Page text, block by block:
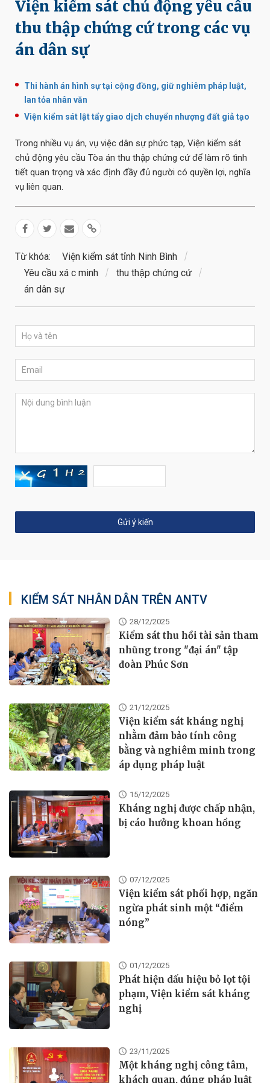
Viện kiểm sát chủ động yêu cầu
thu thập chứng cứ trong các vụ
án dân sự
Thi hành án hình sự tại cộng đồng, giữ nghiêm pháp luật,
lan tỏa nhân văn
Viện kiểm sát lật tẩy giao dịch chuyển nhượng đất giả tạo
Trong nhiều vụ án, vụ việc dân sự phức tạp, Viện kiểm sát
chủ động yêu cầu Tòa án thu thập chứng cứ để làm rõ tình
tiết quan trọng và xác định đầy đủ người có quyền lợi, nghĩa
vụ liên quan.
Từ khóa:
Viện kiểm sát tỉnh Ninh Bình
Yêu cầu xá c minh
thu thập chứng cứ
án dân sự
KIỂM SÁT NHÂN DÂN TRÊN ANTV
28/12/2025
Kiểm sát thu hồi tài sản tham
nhũng trong "đại án" tập
đoàn Phúc Sơn
21/12/2025
Viện kiểm sát kháng nghị
nhằm đảm bảo tính công
bằng và nghiêm minh trong
áp dụng pháp luật
15/12/2025
Kháng nghị được chấp nhận,
bị cáo hưởng khoan hồng
07/12/2025
Viện kiểm sát phối hợp, ngăn
ngừa phát sinh một “điểm
nóng”
01/12/2025
Phát hiện dấu hiệu bỏ lọt tội
phạm, Viện kiểm sát kháng
nghị
23/11/2025
Một kháng nghị công tâm,
khách quan, đúng pháp luật